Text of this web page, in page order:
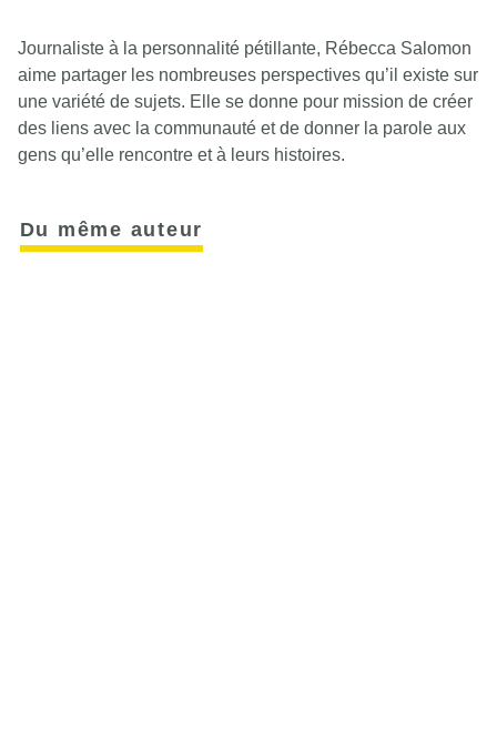
Journaliste à la personnalité pétillante, Rébecca Salomon
aime partager les nombreuses perspectives qu’il existe sur
une variété de sujets. Elle se donne pour mission de créer
des liens avec la communauté et de donner la parole aux
gens qu’elle rencontre et à leurs histoires.
Du même auteur